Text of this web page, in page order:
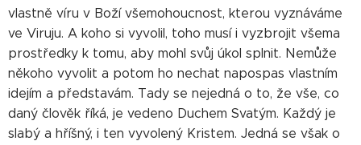
vlastně víru v Boží všemohoucnost, kterou vyznáváme
ve Viruju. A koho si vyvolil, toho musí i vyzbrojit všema
prostředky k tomu, aby mohl svůj úkol splnit. Nemůže
někoho vyvolit a potom ho nechat napospas vlastním
idejím a představám. Tady se nejedná o to, že vše, co
daný člověk říká, je vedeno Duchem Svatým. Každý je
slabý a hříšný, i ten vyvolený Kristem. Jedná se však o